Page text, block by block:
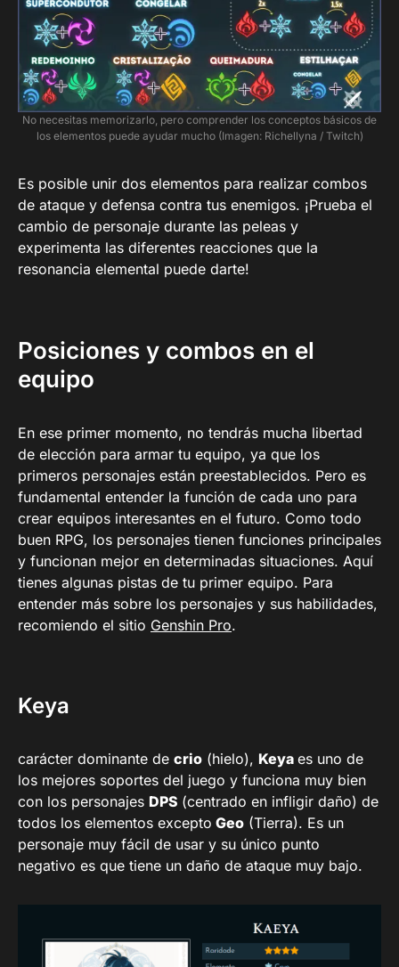
No necesitas memorizarlo, pero comprender los conceptos básicos de
los elementos puede ayudar mucho (Imagen: Richellyna / Twitch)
Es posible unir dos elementos para realizar combos
de ataque y defensa contra tus enemigos. ¡Prueba el
cambio de personaje durante las peleas y
experimenta las diferentes reacciones que la
resonancia elemental puede darte!
Posiciones y combos en el
equipo
En ese primer momento, no tendrás mucha libertad
de elección para armar tu equipo, ya que los
primeros personajes están preestablecidos. Pero es
fundamental entender la función de cada uno para
crear equipos interesantes en el futuro. Como todo
buen RPG, los personajes tienen funciones principales
y funcionan mejor en determinadas situaciones. Aquí
tienes algunas pistas de tu primer equipo. Para
entender más sobre los personajes y sus habilidades,
recomiendo el sitio Genshin Pro.
Keya
carácter dominante de crio (hielo), Keya es uno de
los mejores soportes del juego y funciona muy bien
con los personajes DPS (centrado en infligir daño) de
todos los elementos excepto Geo (Tierra). Es un
personaje muy fácil de usar y su único punto
negativo es que tiene un daño de ataque muy bajo.